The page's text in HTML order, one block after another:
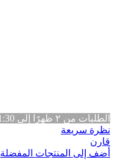
الطلبات من ٢ ظهرًا إلى 1:30 صباحًا
نظرة سريعة
قارن
أضف إلى المنتجات المفضلة